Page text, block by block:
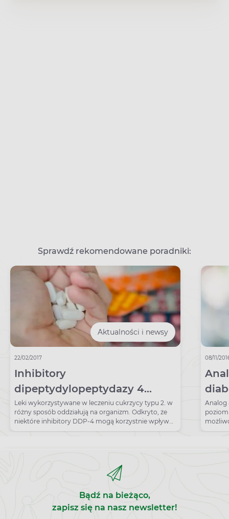
Sprawdź rekomendowane poradniki:
Aktualności i newsy
22/02/2017
Inhibitory
dipeptydylopeptydazy 4
mogą wpływać na pracę
nerek
Leki wykorzystywane w leczeniu cukrzycy typu 2. w
różny sposób oddziałują na organizm. Odkryto, że
niektóre inhibitory DDP-4 mogą korzystnie wpływać
na nerki.
08/11/
Analog
Bądź na bieżąco,
zapisz się na nasz newsletter!